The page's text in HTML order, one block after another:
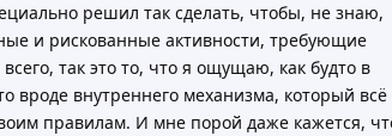
решил так сделать, чтобы, не знаю,
и рискованные активности, требующие
так это то, что я ощущаю, как будто в
вроде внутреннего механизма, который всё
правилам. И мне порой даже кажется,